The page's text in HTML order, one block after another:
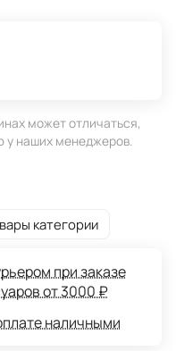
может отличаться,
у наших менеджеров.
категории
при заказе
от 3000 ₽
наличными